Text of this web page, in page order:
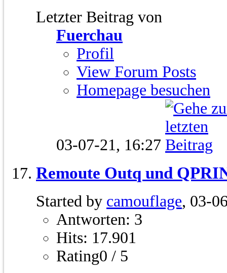
Letzter Beitrag von
Fuerchau
Profil
View Forum Posts
Homepage besuchen
03-07-21, 16:27
Remoute Outq und
Started by camouflage, 03-
Antworten: 3
Hits: 17.901
Rating0 / 5